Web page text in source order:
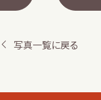
写真一覧に戻る